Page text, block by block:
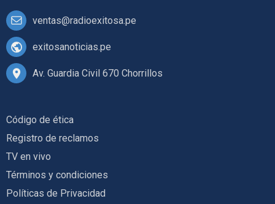
ventas@radioexitosa.pe
exitosanoticias.pe
Av. Guardia Civil 670 Chorrillos
Código de ética
Registro de reclamos
TV en vivo
Términos y condiciones
Políticas de Privacidad